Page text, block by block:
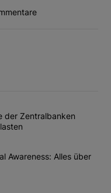
kommentierten
tiefe Nachfrage der
der Zentralbanken
Calls bei Situational
Awareness: Alles über